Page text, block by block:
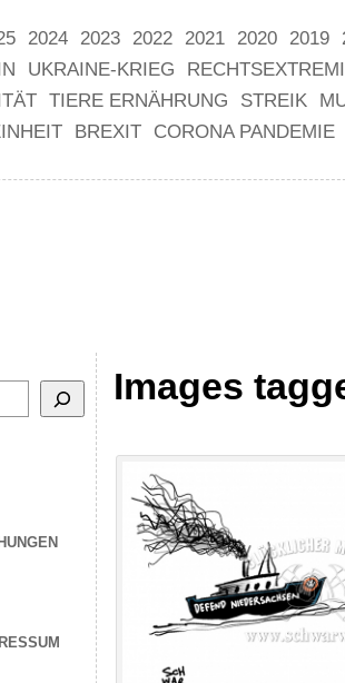
2024 2023 2022 2021 2020 2019
UKRAINE-KRIEG
TIERE ERNÄHRUNG STREIK
BREXIT
CORONA PANDEMIE
Images